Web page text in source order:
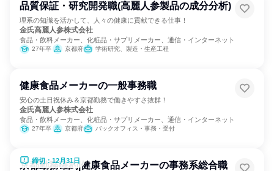
品質保証・研究開発職(高麗人参製品の成分分析)
理系の知識を活かして、人々の健康に貢献できる仕事！
金氏高麗人参株式会社
食品・飲料メーカー、化粧品・サプリメーカー、通信・インターネット
27年卒 京都府 学術研究、製造・生産工程
健康食品メーカーの一般事務職
安心の土日祝休み＆京都勤務で働きやすさ抜群！
金氏高麗人参株式会社
食品・飲料メーカー、化粧品・サプリメーカー、通信・インターネット
27年卒 京都府 バックオフィス・事務・受付
締切：12月31日
京都勤務確約|健康食品メーカーの事務系総合職